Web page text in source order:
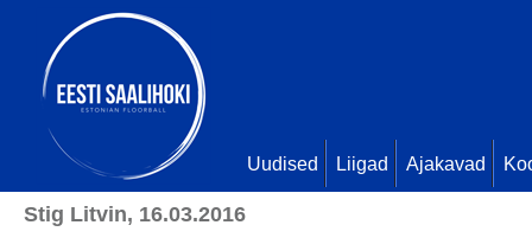
Uudised Liigad Ajakavad
Stig Litvin, 16.03.2016